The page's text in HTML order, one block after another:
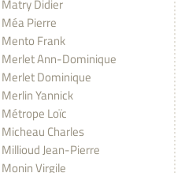
Matry Didier
Méa Pierre
Mento Frank
Merlet Ann-Dominique
Merlet Dominique
Merlin Yannick
Métrope Loïc
Micheau Charles
Millioud Jean-Pierre
Monin Virgile